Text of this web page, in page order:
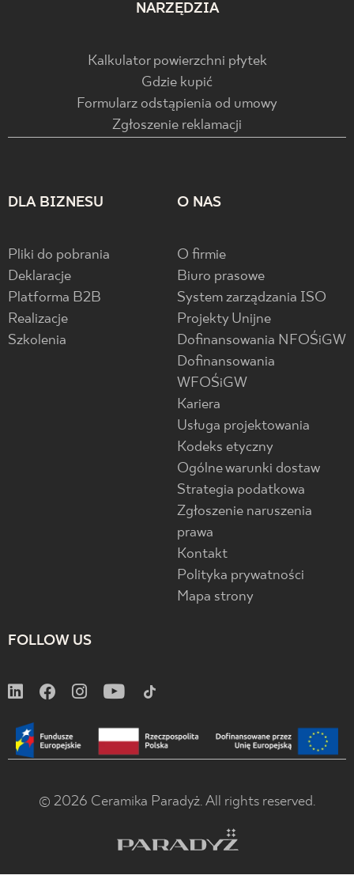
NARZĘDZIA
Kalkulator powierzchni płytek
Gdzie kupić
Formularz odstąpienia od umowy
Zgłoszenie reklamacji
DLA BIZNESU
Pliki do pobrania
Deklaracje
Platforma B2B
Realizacje
Szkolenia
O NAS
O firmie
Biuro prasowe
System zarządzania ISO
Projekty Unijne
Dofinansowania NFOŚiGW
Dofinansowania
WFOŚiGW
Kariera
Usługa projektowania
Kodeks etyczny
Ogólne warunki dostaw
Strategia podatkowa
Zgłoszenie naruszenia
prawa
Kontakt
Polityka prywatności
Mapa strony
FOLLOW US
© 2026 Ceramika Paradyż. All rights reserved.